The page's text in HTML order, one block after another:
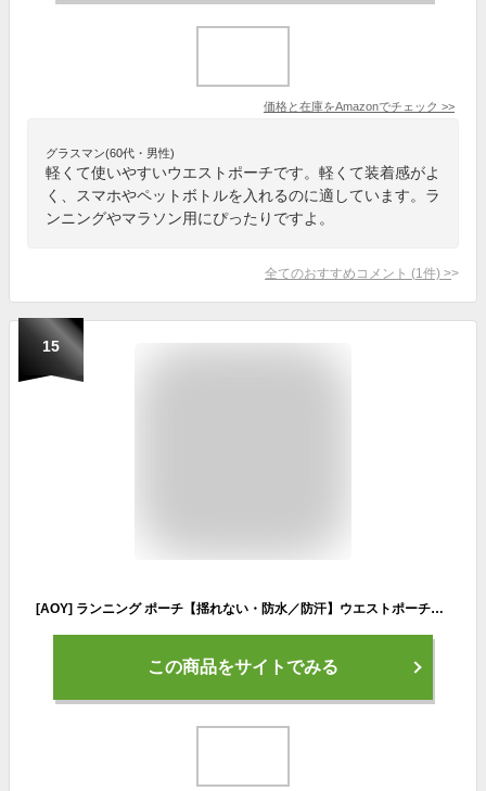
価格と在庫をAmazonでチェック >>
グラスマン(60代・男性)
軽くて使いやすいウエストポーチです。軽くて装着感がよ
く、スマホやペットボトルを入れるのに適しています。ラ
ンニングやマラソン用にぴったりですよ。
全てのおすすめコメント (1 件) >
15
[AOY] ランニング ポーチ【揺れない・防水／防汗】ウエストポーチ・水筒ポーチ付き・ベルトが調整可能・イヤホンホール付き・大容量・軽量・スマホ対応・夜間活動・ウエストベルト・登山 (グレー)
この商品をサイトでみる